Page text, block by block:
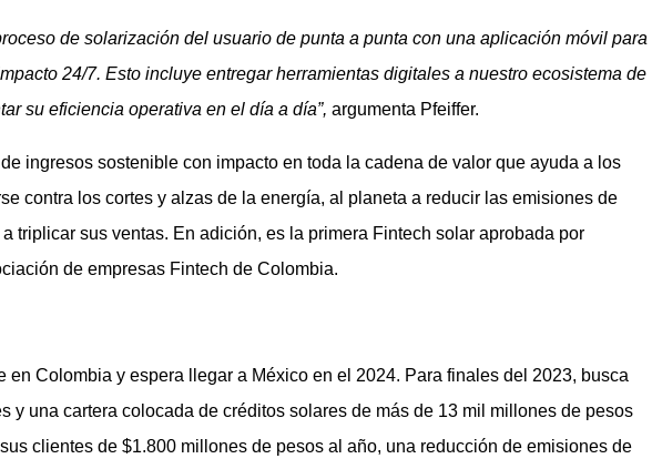
de solarización del usuario de punta a punta con una aplicación móvil para
24/7. Esto incluye entregar herramientas digitales a nuestro ecosistema de
su eficiencia operativa en el día a día”, argumenta Pfeiffer.
ingresos sostenible con impacto en toda la cadena de valor que ayuda a los
contra los cortes y alzas de la energía, al planeta a reducir las emisiones de
triplicar sus ventas. En adición, es la primera Fintech solar aprobada por
de empresas Fintech de Colombia.
en Colombia y espera llegar a México en el 2024. Para finales del 2023, busca
y una cartera colocada de créditos solares de más de 13 mil millones de pesos
clientes de $1.800 millones de pesos al año, una reducción de emisiones de